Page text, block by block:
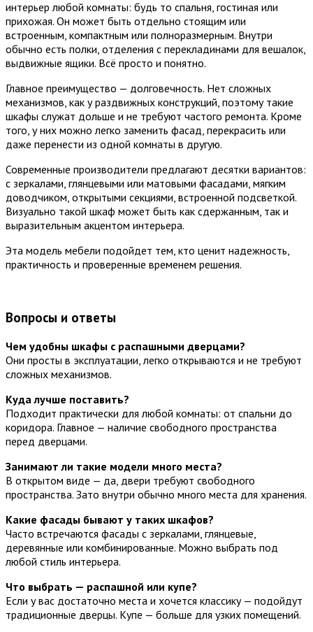
интерьер любой комнаты: будь то спальня, гостиная или
прихожая. Он может быть отдельно стоящим или
встроенным, компактным или полноразмерным. Внутри
обычно есть полки, отделения с перекладинами для вешалок,
выдвижные ящики. Всё просто и понятно.
Главное преимущество — долговечность. Нет сложных
механизмов, как у раздвижных конструкций, поэтому такие
шкафы служат дольше и не требуют частого ремонта. Кроме
того, у них можно легко заменить фасад, перекрасить или
даже перенести из одной комнаты в другую.
Современные производители предлагают десятки вариантов:
с зеркалами, глянцевыми или матовыми фасадами, мягким
доводчиком, открытыми секциями, встроенной подсветкой.
Визуально такой шкаф может быть как сдержанным, так и
выразительным акцентом интерьера.
Эта модель мебели подойдет тем, кто ценит надежность,
практичность и проверенные временем решения.
Вопросы и ответы
Чем удобны шкафы с распашными дверцами?
Они просты в эксплуатации, легко открываются и не требуют
сложных механизмов.
Куда лучше поставить?
Подходит практически для любой комнаты: от спальни до
коридора. Главное — наличие свободного пространства
перед дверцами.
Занимают ли такие модели много места?
В открытом виде — да, двери требуют свободного
пространства. Зато внутри обычно много места для хранения.
Какие фасады бывают у таких шкафов?
Часто встречаются фасады с зеркалами, глянцевые,
деревянные или комбинированные. Можно выбрать под
любой стиль интерьера.
Что выбрать — распашной или купе?
Если у вас достаточно места и хочется классику — подойдут
традиционные дверцы. Купе — больше для узких помещений.